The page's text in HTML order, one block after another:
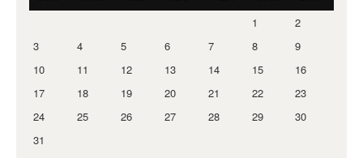
1
2
3
4 5 6 7 8
9
10
11 12 13 14 15
16
17
18 19 20 21 22
23
24
25 26 27 28 29
30
31